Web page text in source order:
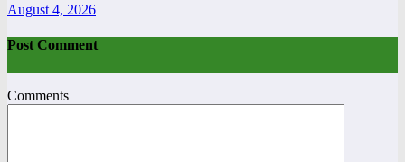
August 4, 2026
Post Comment
Comments